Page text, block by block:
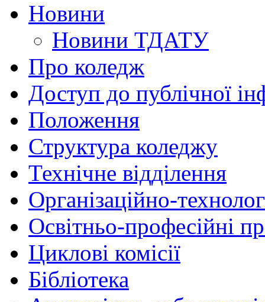
Новини
Новини ТДАТУ
Про коледж
Доступ до публічної
Положення
Структура коледжу
Технічне відділення
Організаційно-
Освітньо-професійні
Циклові комісії
Бібліотека